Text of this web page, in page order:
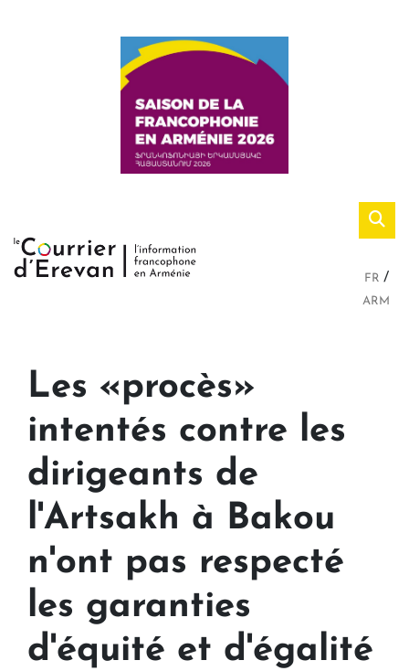
FR
ARM
Les «procès»
intentés contre les
dirigeants de
l'Artsakh à Bakou
n'ont pas respecté
les garanties
d'équité et d'égalité